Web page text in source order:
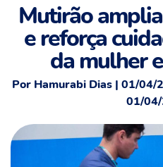
Mutirão
e reforça
da mulher
Por Hamurabi Dias | 01/04/
01/